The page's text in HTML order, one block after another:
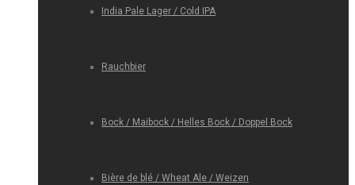
India Pale Lager / Cold IPA
Rauchbier
Bock / Maibock / Helles Bock / Doppel Bock
Bière de blé / Wheat Ale / Weizen